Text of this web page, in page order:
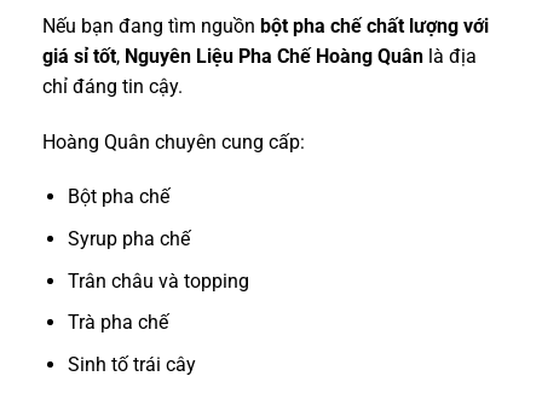
Nếu bạn đang tìm nguồn bột pha chế chất lượng với
giá sỉ tốt, Nguyên Liệu Pha Chế Hoàng Quân là địa
chỉ đáng tin cậy.
Hoàng Quân chuyên cung cấp:
Bột pha chế
Syrup pha chế
Trân châu và topping
Trà pha chế
Sinh tố trái cây